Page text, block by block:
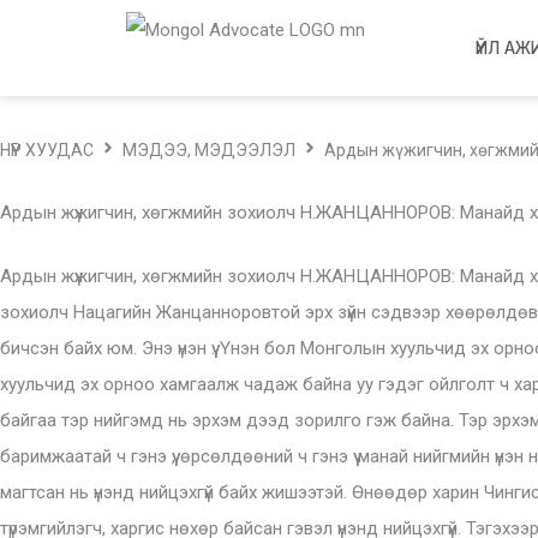
ҮЙЛ
НҮҮР ХУУДАС МЭДЭЭ, МЭДЭЭЛЭЛ Ардын жүжигчин,
Ардын жүжигчин, хөгжмийн зохиолч Н.ЖАНЦАННОРОВ: Манайд
Ардын жүжигчин, хөгжмийн зохиолч Н.ЖАНЦАННОРОВ: Манайд хаан байна, хатан байна, ноёд байна. Харин Сатай шиг сайд алга Монгол Улсын ардын жүжигчин, төрийн хошой шагналт, хөгжмийн зохиолч Нацагийн Жанцанноровтой эрх зүйн сэдвээр хөөрөлдөв. -Төр улсыг эрэлхэг цэргүүдээс гадна эрдэм чадалтай хуульчид хамгаалдаг гэж Францын нэгэн төрийн зүтгэлтэн, нэртэй хуульч бичсэн байх юм. Энэ үнэн үү. Үнэн бол Монголын хуульчид эх орноо хэрхэн хамгаалж байгаа бол? -Энэ үнэн үү гэж асууж байна. Үнэн гэдэг үг нь ч, үйл нь ч харьцангуй ойлголт. Тэгэхээр Монголын хуульчид эх орноо хамгаалж чадаж байна уу гэдэг ойлголт ч харьцангуй ойлголт болж хувирна. Үнэн яагаад харьцангуй байдаг вэ гэхээр бид нийгэм гэж нэг юм байгуулж байна. Байгуулж байгаа тэр нийгэмд нь эрхэм дээд зорилго гэж байна. Тэр эрхэм зорилгоо үнэн гэж ухаарч байх шиг. Эрхэм зорилгынхоо тухай ярьж байна гэдэг үнэний тухай ярьж байна гэсэн үг. Эдийн баримжаатай ч гэнэ үү, өрсөлдөөний ч гэнэ үү манай нийгмийн үнэн нь юу байна вэ. Чингис хаанаар авч үзье. Өнгөрсөн зуунд Чингис хаан эзлэн түрэмгийлэгч байв. Тэр бол үнэн нь. Чингис хааныг магтсан нь үнэнд нийцэхгүй байх жишээтэй. Өнөөдөр харин Чингис хаан дэлхийг аврагчдын нэг, дэлхийг төгөлдөржүүлэгчдийн нэг, дэлхийг даяаршуулагчдын нэг болсон. Чингис хааныг эзлэн түрэмгийлэгч, харгис нөхөр байсан гэвэл үнэнд нийцэхгүй. Тэгэхээр үнэн өөрөө харьцангуй байгаа биз. Бид яг ямар идеал буюу орь хүслэн дээр тулгуурлаж ямар нийгэм байгуулах гээд байгаа юм бэ гэдэгтэй хуульчдыг холбож үзэхээс өөр аргагүй. Манай хуульчид өөрсдийн сонгож авсан парламентат ёсны засаглалтай ийм нийгэмд шударга байж чадаж байна уу, энэ нийгмийнхээ үнэнд нийцэж явж чадаж байна уу гэдгээс их зүйл шалтгаална. Социализм өөрийн орь хүслэнтэй байсан. Түүнтэй харьцуулах юм бол нэг дүр зураг гарна. Мөн одоогийн капиталист маягийнхтай харьцуулах юм бол бас нэг өөр дүр зураг гарна. Бид оюун санааны хувьд нэг нийгмээс нөгөөд шилжих шилжилтийн үедээ байна. Хуучин нийгмийн орь хүслэнгээсээ бүрэн салж чадаагүй, шинэ нийгмийн орь хүслэнгээ бүрэн ухаарч чадаагүй яваад байна. Ийм нөхцөлд хуульчид шилжилтийн үеийн эх орноо хамгаалагчид учраас тэдэнд алдаж байгаа, онож байгаа, болж бүтэж байгаа, болж бүтэхгүй байгаа бүхэн байгаа. Энэ бол дан хуульчид гэлтгүй урлаг соёлынхонд ч, улстөрчдөд ч байгаа зүйл. Энэ үеийн хүмүүс байгуулах гэж байгаа нийгмийнхээ орь хүслэнд итгэл үнэмшилтэй болсон цагт л шилжилт дуусна. Харин тэр цагт хуульчид эх орноо хэрхэн хамгаалж чадаж байна уу, үгүй юу тухай ярьж болно. -Төр бол хоосон чанар гэж ярьдаг, хэлдэг. Тэгвэл төрийн мөн чанар нь юу вэ, таныхаар…? -Төрийн тухай философийн хэд хэдэн том суурь ойлголт байна. Материаллаг зүйл дээр тулгуурласан, хоосон чанар дээр тулгуурласан, суртахуун дээр тулгуурласан гэхчилэн. Философийн утгаар нь асууж байгаа бол би нарийн ширийн юм хэлж чадахгүй. Аа харин төр гэж юу юм бэ гэдэг тухай бол ярьж болно. Улс гүрэн гэж хил тогтоогдоод ирэхээр хамтаараа ямар нэгэн хэмжээгээр амьдрах хэрэгтэй болно. Оршин тогтнох хэрэгтэй болж байгаа юм. Оршин тогтнохын тулд хоорондоо тоглоомын дүрмээ тохирох хэрэгтэй. Тоглоомын дүрэм дотор хүмүүсийн хуваарь гарч ирнэ. Шатраар жишээлье л дээ. Би хүү болох юм уу, эсвэл тэрэг, тэмээ болох юм уу гэдгээ тохирох хэрэгтэй. Тэгээд тохирсон,